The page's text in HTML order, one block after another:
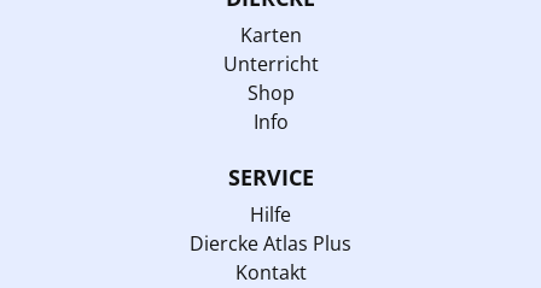
Karten
Unterricht
Shop
Info
SERVICE
Hilfe
Diercke Atlas Plus
Kontakt